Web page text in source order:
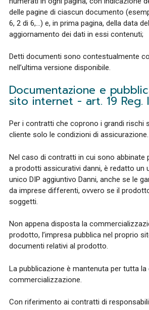
delle pagine di ciascun documento
6, 2 di 6,…) e, in prima pagina, della data
aggiornamento dei dati in essi contenuti;
Detti documenti sono contestualmente
nell’ultima versione disponibile.
Documentazione e
sito internet - art. 19 Reg.
Per i contratti che coprono i grandi rischi
cliente solo le condizioni di assicurazione.
Nel caso di contratti in cui sono abbinate
a prodotti assicurativi danni, è redatto un
unico DIP aggiuntivo Danni, anche se le
da imprese differenti, ovvero se il
soggetti.
Non appena disposta la
prodotto, l’impresa pubblica nel proprio
documenti relativi al prodotto.
La pubblicazione è mantenuta per tutta la
commercializzazione.
Con riferimento ai contratti di